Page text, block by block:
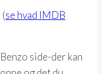
se hvad IMDB
side-der kan